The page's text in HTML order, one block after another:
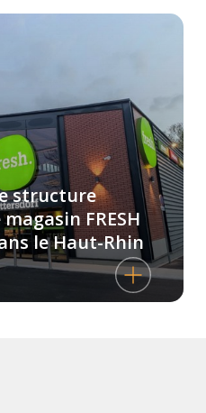
structure
FRESH
le Haut-Rhin